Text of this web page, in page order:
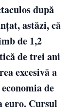
după
astăzi, că
de 1,2
de trei ani
excesivă a
de
euro. Cursul